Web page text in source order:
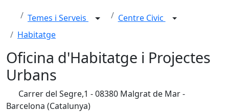
Temes i Serveis
Centre Civic
Habitatge
Oficina d'Habitatge i Projectes
Urbans
Carrer del Segre,1 - 08380 Malgrat de Mar -
Barcelona (Catalunya)